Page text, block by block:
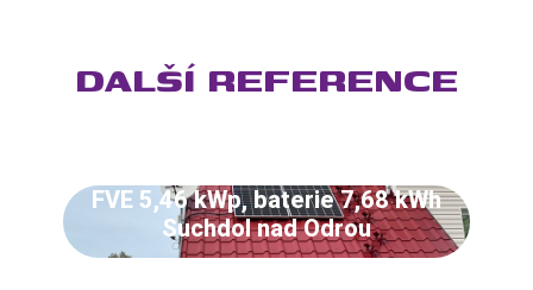
DALŠÍ REFERENCE
FVE 5,46 kWp, baterie 7,68 kWh
Suchdol nad Odrou